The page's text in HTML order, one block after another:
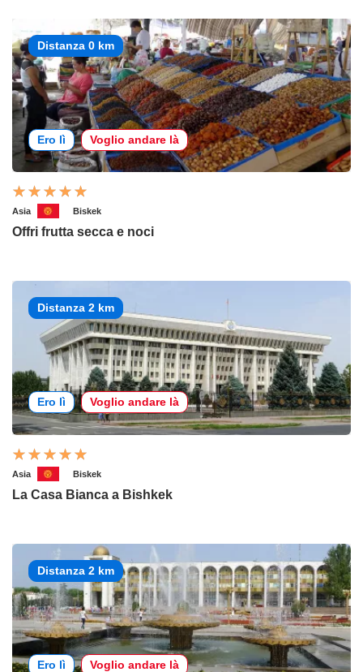
Distanza 0 km
Ero lì Voglio andare là
Asia Biskek
Offri frutta secca e noci
Distanza 2 km
Ero lì Voglio andare là
Asia Biskek
La Casa Bianca a Bishkek
Distanza 2 km
Ero lì Voglio andare là